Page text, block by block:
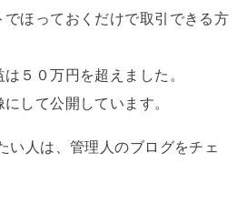
ほっておくだけで取引できる方
５０万円を超えました。
して公開しています。
い人は、管理人のブログをチェ